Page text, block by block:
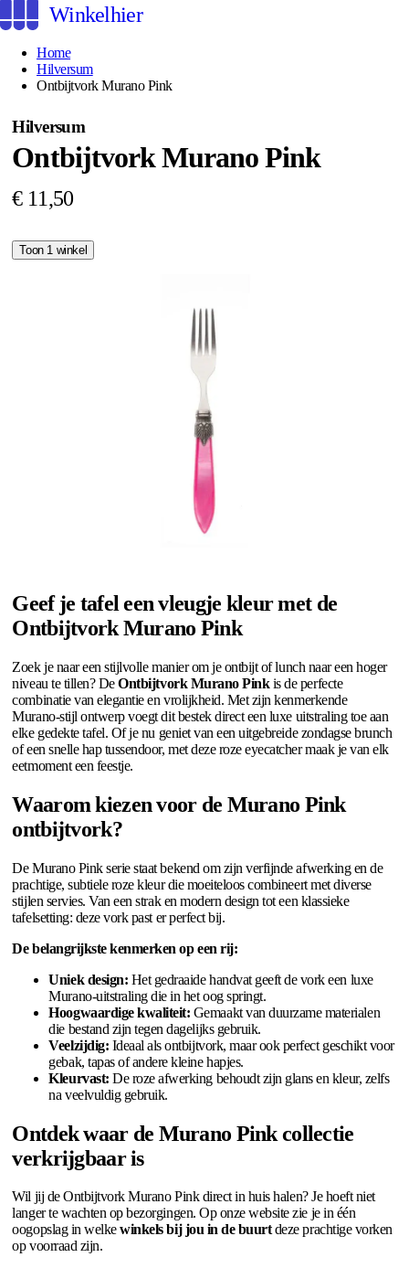
Winkelhier
Home
Hilversum
Ontbijtvork Murano Pink
Hilversum
Ontbijtvork Murano Pink
€ 11,50
Toon 1 winkel
Geef je tafel een vleugje kleur met de
Ontbijtvork Murano Pink
Zoek je naar een stijlvolle manier om je ontbijt of lunch naar een hoger
niveau te tillen? DeOntbijtvork Murano Pinkis de perfecte
combinatie van elegantie en vrolijkheid. Met zijn kenmerkende
Murano-stijl ontwerp voegt dit bestek direct een luxe uitstraling toe aan
elke gedekte tafel. Of je nu geniet van een uitgebreide zondagse brunch
of een snelle hap tussendoor, met deze roze eyecatcher maak je van elk
eetmoment een feestje.
Waarom kiezen voor de Murano Pink
ontbijtvork?
De Murano Pink serie staat bekend om zijn verfijnde afwerking en de
prachtige, subtiele roze kleur die moeiteloos combineert met diverse
stijlen servies. Van een strak en modern design tot een klassieke
tafelsetting: deze vork past er perfect bij.
De belangrijkste kenmerken op een rij:
Uniek design: Het gedraaide handvat geeft de vork een luxe
Murano-uitstraling die in het oog springt.
Hoogwaardige kwaliteit: Gemaakt van duurzame materialen
die bestand zijn tegen dagelijks gebruik.
Veelzijdig: Ideaal als ontbijtvork, maar ook perfect geschikt voor
gebak, tapas of andere kleine hapjes.
Kleurvast: De roze afwerking behoudt zijn glans en kleur, zelfs
na veelvuldig gebruik.
Ontdek waar de Murano Pink collectie
verkrijgbaar is
Wil jij de Ontbijtvork Murano Pink direct in huis halen? Je hoeft niet
langer te wachten op bezorgingen. Op onze website zie je in één
oogopslag in welkewinkels bij jou in de buurtdeze prachtige vorken
op voorraad zijn.